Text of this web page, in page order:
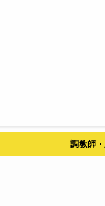
調教師